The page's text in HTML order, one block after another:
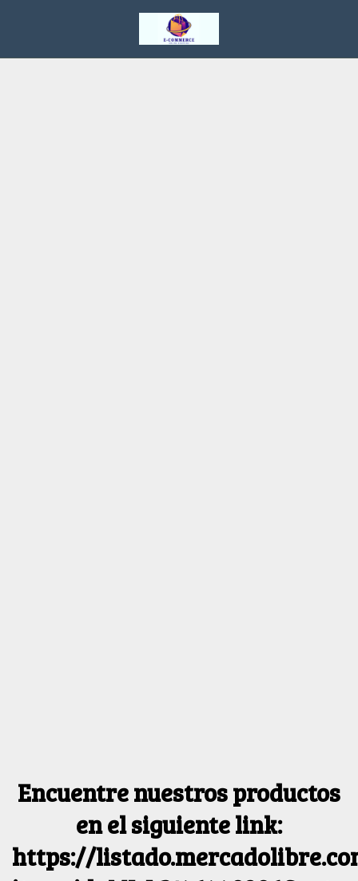
Encuentre nuestros productos
en el siguiente link:
https://